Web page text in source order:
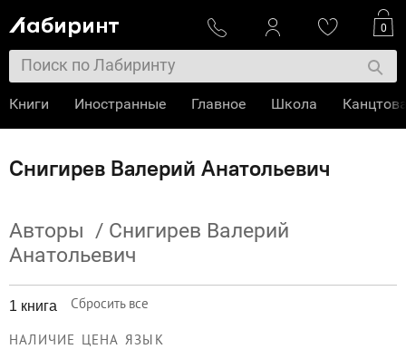
Снигирев Валерий Анатольевич
Авторы / Снигирев Валерий
Анатольевич
1 книга Сбросить все
НАЛИЧИЕ ЦЕНА ЯЗЫК
0
Книги Иностранные Главное Школа